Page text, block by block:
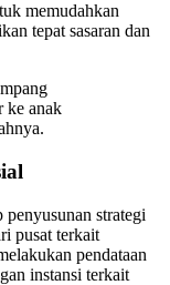
memudahkan
tepat sasaran dan
ke anak
strategi
pusat terkait
pendataan
instansi terkait